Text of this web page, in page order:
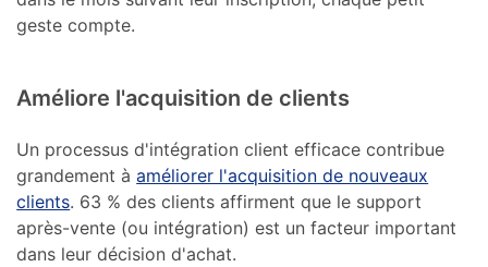
geste compte.
Améliore l'acquisition de clients
Un processus d'intégration client efficace contribue
grandement àaméliorer l'acquisition de nouveaux
clients. 63 % des clients affirment que le support
après-vente (ou intégration) est un facteur important
dans leur décision d'achat.